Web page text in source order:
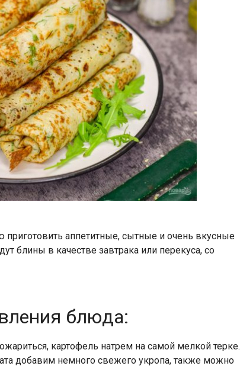
приготовить аппетитные, сытные и очень вкусные
блины в качестве завтрака или перекуса, со
блюда:
картофель натрем на самой мелкой терке.
добавим немного свежего укропа, также можно